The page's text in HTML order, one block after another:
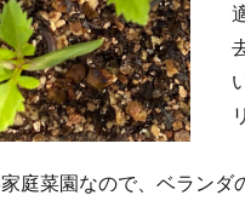
庭菜園なので、ベランダ